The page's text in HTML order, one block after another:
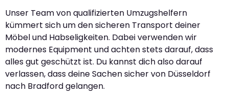
Unser Team von qualifizierten Umzugshelfern
kümmert sich um den sicheren Transport deiner
Möbel und Habseligkeiten. Dabei verwenden wir
modernes Equipment und achten stets darauf, dass
alles gut geschützt ist. Du kannst dich also darauf
verlassen, dass deine Sachen sicher von Düsseldorf
nach Bradford gelangen.